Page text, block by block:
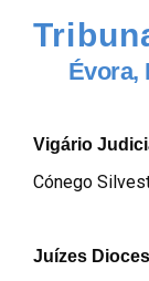
Évora,
Vigário
Cónego
Juízes